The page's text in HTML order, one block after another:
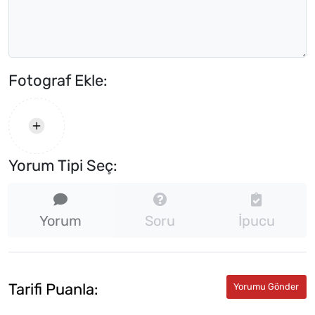
Fotograf Ekle:
Yorum Tipi Seç:
Yorum Soru İpucu
Tarifi Puanla: